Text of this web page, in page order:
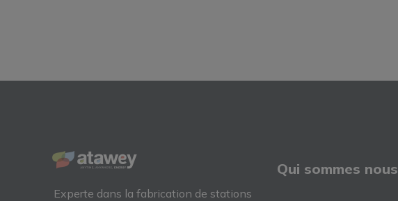
Experte dans la fabrication de stations
Qui sommes nous